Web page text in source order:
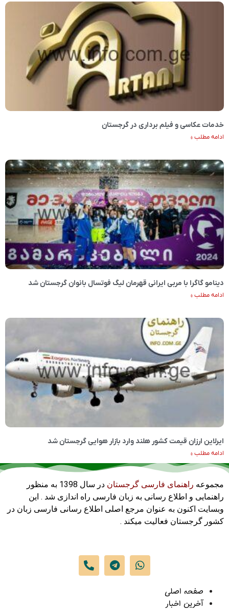
خدمات عکاسی و فیلم برداری در گرجستان
ادامه مطلب »
دینامو گاگرا با مربی ایرانی قهرمان لیگ فوتسال بانوان گرجستان شد
ادامه مطلب »
ایرلاین ارزان قیمت کشور هلند وارد بازار هوایی گرجستان شد
ادامه مطلب »
مجموعه راهنمای فارسی گرجستان
در سال 1398 به منظور
راهنمایی و اطلاع رسانی به زبان فارسی راه اندازی شد . این
وبسایت اکنون به عنوان مرجع اصلی اطلاع رسانی فارسی زبان در
کشور گرجستان فعالیت میکند .
صفحه اصلی
آخرین اخبار